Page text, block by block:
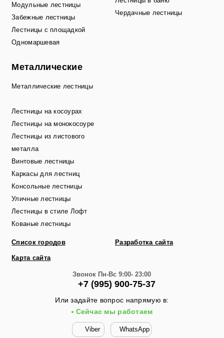
Модульные лестницы
Забежные лестницы
Лестницы с площадкой
Одномаршевая
Металлические
Металлические лестницы
Лестницы на косоурах
Лестницы на монокосоуре
Лестницы из листового
металла
Винтовые лестницы
Каркасы для лестниц
Консольные лестницы
Уличные лестницы
Лестницы в стиле Лофт
Кованые лестницы
Чердачные лестницы
Список городов
Карта сайта
Разработка сайта
Звонок Пн-Вс 9:00- 23:00
+7 (995) 900-75-37
Или задайте вопрос напрямую в:
Сейчас мы работаем
Viber WhatsApp